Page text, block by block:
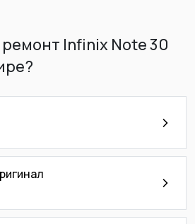
Infinix Note 30